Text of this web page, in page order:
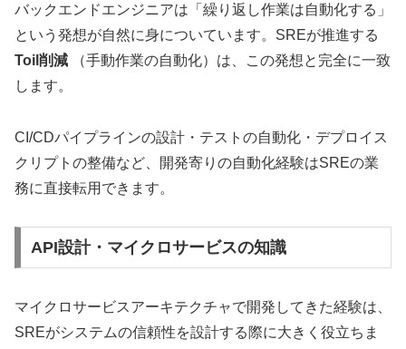
バックエンドエンジニアは「繰り返し作業は自動化する」
という発想が自然に身についています。SREが推進する
Toil削減 （手動作業の自動化）は、この発想と完全に一致
します。
CI/CDパイプラインの設計・テストの自動化・デプロイス
クリプトの整備など、開発寄りの自動化経験はSREの業
務に直接転用できます。
API設計・マイクロサービスの知識
マイクロサービスアーキテクチャで開発してきた経験は、
SREがシステムの信頼性を設計する際に大きく役立ちま